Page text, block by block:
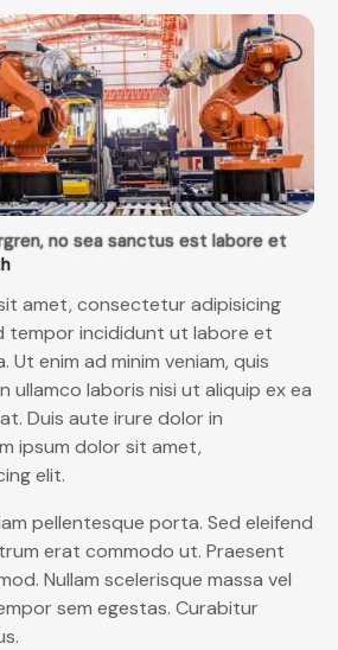
no sea sanctus est labore et
amet, consectetur adipisicing
tempor incididunt ut labore et
Ut enim ad minim veniam, quis
laboris nisi ut aliquip ex ea
Duis aute irure dolor in
ipsum dolor sit amet,
elit.
pellentesque porta. Sed eleifend
erat commodo ut. Praesent
Nullam scelerisque massa vel
sem egestas. Curabitur